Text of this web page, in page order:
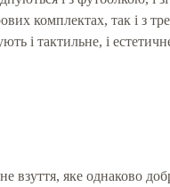
комплектах, так і з
і тактильне, і
взуття, яке однаково